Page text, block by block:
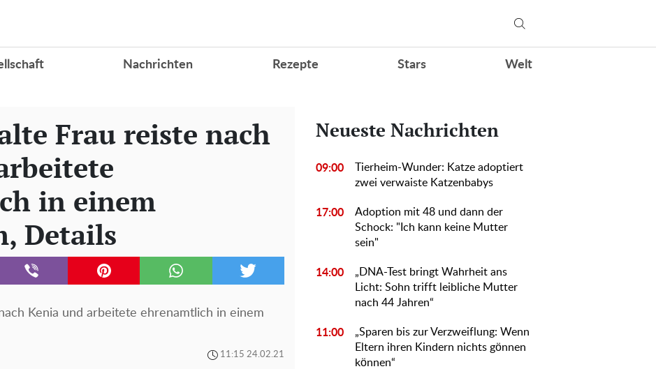
Nachrichten Rezepte Stars Welt
Frau reiste nach
in einem
Details
Kenia und arbeitete ehrenamtlich in einem
11:15 24.02.21
Neueste Nachrichten
09:00
Tierheim-Wunder: Katze adoptiert
zwei verwaiste Katzenbabys
17:00
Adoption mit 48 und dann der
Schock: "Ich kann keine Mutter
sein"
14:00
„DNA-Test bringt Wahrheit ans
Licht: Sohn trifft leibliche Mutter
nach 44 Jahren“
11:00
„Sparen bis zur Verzweiflung: Wenn
Eltern ihren Kindern nichts gönnen
können“